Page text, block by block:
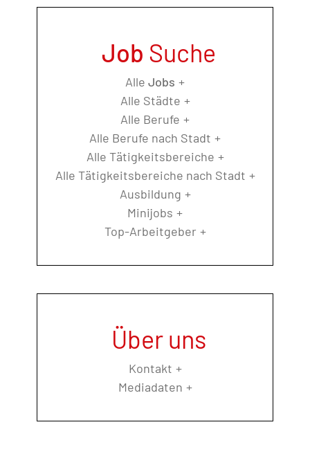
Job Suche
Alle Jobs
Alle Städte
Alle Berufe
Alle Berufe nach Stadt
Alle Tätigkeitsbereiche
Alle Tätigkeitsbereiche nach Stadt
Ausbildung
Minijobs
Top-Arbeitgeber
Über uns
Kontakt
Mediadaten